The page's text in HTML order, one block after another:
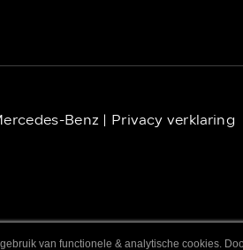
Benz | Privacy verklaring
van functionele & analytische cookies.